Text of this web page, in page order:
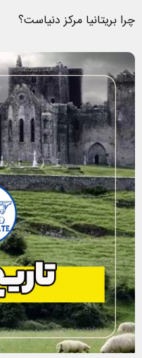
چرا بریتانیا مرکز دنیاست؟